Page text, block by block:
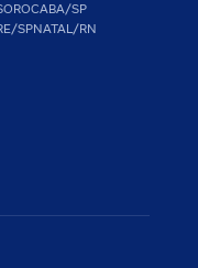
SP
SPNATAL/RN